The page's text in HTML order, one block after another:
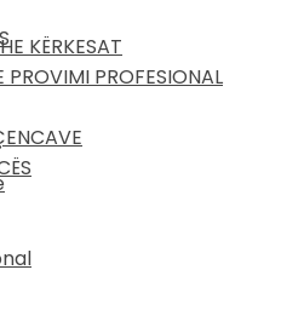
KËRKESAT
PROVIMI PROFESIONAL